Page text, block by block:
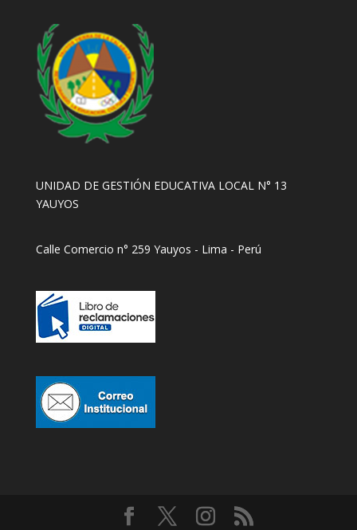
UNIDAD DE GESTIÓN EDUCATIVA LOCAL N° 13
YAUYOS
Calle Comercio n° 259 Yauyos - Lima - Perú